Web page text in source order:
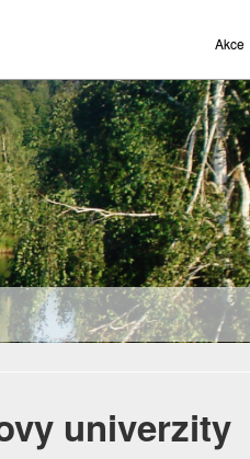
Akce
univerzity